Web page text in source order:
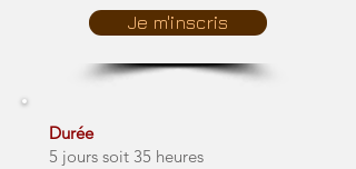
Je m'inscris
Durée
5 jours soit 35 heures